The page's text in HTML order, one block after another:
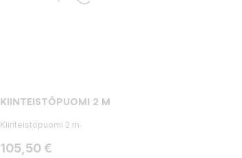
KIINTEISTÖPUOMI 2 M
Kiinteistöpuomi 2 m
Hinta
105,50 €